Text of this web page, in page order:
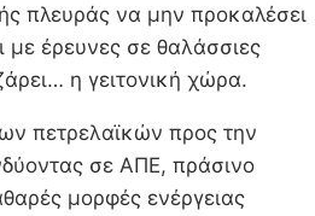
πλευράς να μην προκαλέσει
έρευνες σε θαλάσσιες
η γειτονική χώρα.
πετρελαϊκών προς την
σε ΑΠΕ, πράσινο
μορφές ενέργειας